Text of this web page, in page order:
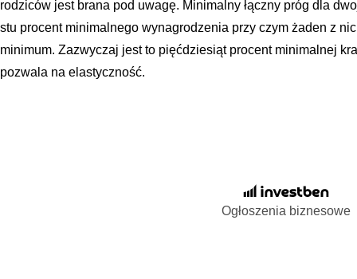
rodziców jest brana pod uwagę. Minimalny łączny próg dla
stu procent minimalnego wynagrodzenia przy czym żaden z
minimum. Zazwyczaj jest to pięćdziesiąt procent minimalnej
pozwala na elastyczność.
Ogłoszenia biznesowe